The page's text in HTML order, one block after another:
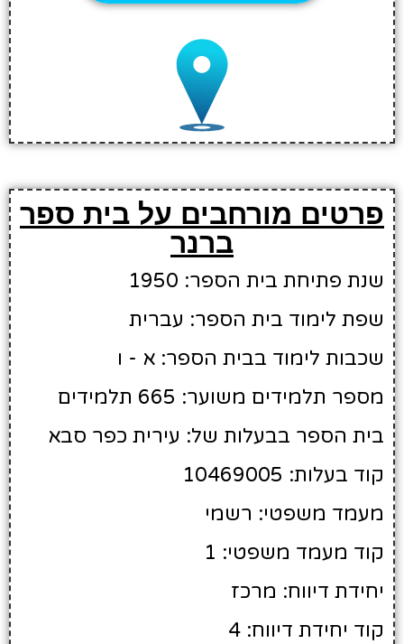
פרטים מורחבים על בית ספר
ברנר
שנת פתיחת בית הספר: 1950
שפת לימוד בית הספר: עברית
שכבות לימוד בבית הספר: א - ו
מספר תלמידים משוער: 665 תלמידים
בית הספר בבעלות של: עירית כפר סבא
קוד בעלות: 10469005
מעמד משפטי: רשמי
קוד מעמד משפטי: 1
יחידת דיווח: מרכז
קוד יחידת דיווח: 4